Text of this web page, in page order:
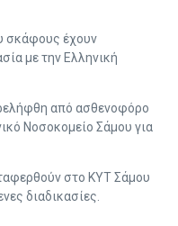
σκάφους έχουν
με την Ελληνική
από ασθενοφόρο
Νοσοκομείο Σάμου για
στο ΚΥΤ Σάμου
διαδικασίες.